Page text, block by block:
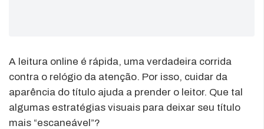
A leitura online é rápida, uma verdadeira corrida
contra o relógio da atenção. Por isso, cuidar da
aparência do título ajuda a prender o leitor. Que tal
algumas estratégias visuais para deixar seu título
mais “escaneável”?